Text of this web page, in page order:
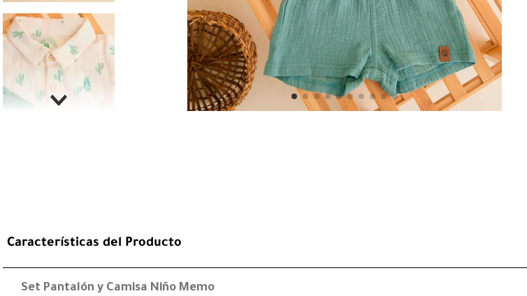
Características del Producto
Set Pantalón y Camisa Niño Memo